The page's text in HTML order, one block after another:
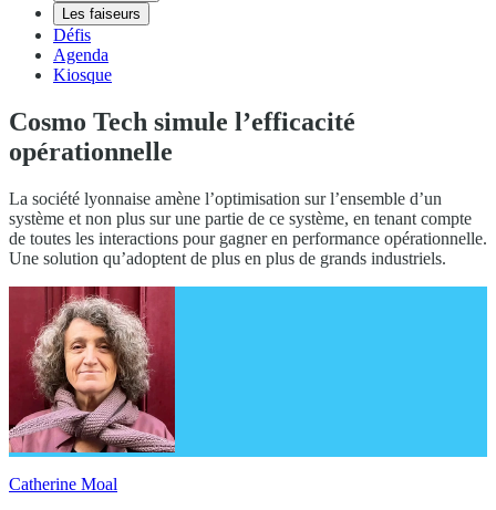
Les faiseurs
Défis
Agenda
Kiosque
Cosmo Tech simule l’efficacité
opérationnelle
La société lyonnaise amène l’optimisation sur l’ensemble d’un
système et non plus sur une partie de ce système, en tenant compte
de toutes les interactions pour gagner en performance opérationnelle.
Une solution qu’adoptent de plus en plus de grands industriels.
Catherine Moal